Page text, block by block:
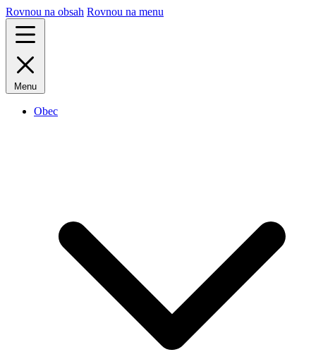
Rovnou na obsah Rovnou na menu
Menu
Obec